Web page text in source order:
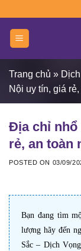
content
Trang chủ »
Nội uy tín, giá
Địa chỉ nhổ
rẻ, an toàn
POSTED ON 03/09/
Bạn đang tìm
lượng hãy đến
Sắc – Dịch